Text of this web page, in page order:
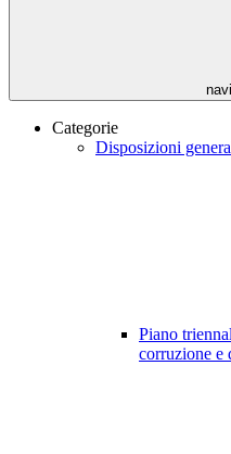
Categorie
Disposizioni
Piano
corruzione e